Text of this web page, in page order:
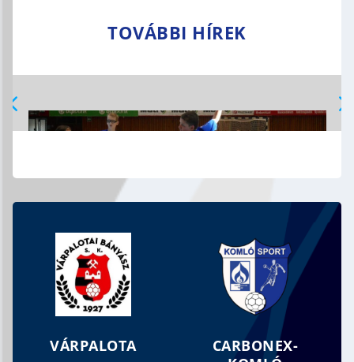
TOVÁBBI HÍREK
MOZGOLÓDIK AZ UTÁNPÓTLÁS
VÁRPALOTA
CARBONEX-